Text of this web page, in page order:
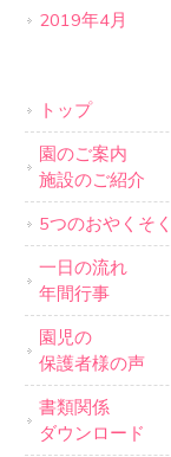
2019年4月
トップ
園のご案内
施設のご紹介
5つのおやくそく
一日の流れ
年間行事
園児の
保護者様の声
書類関係
ダウンロード